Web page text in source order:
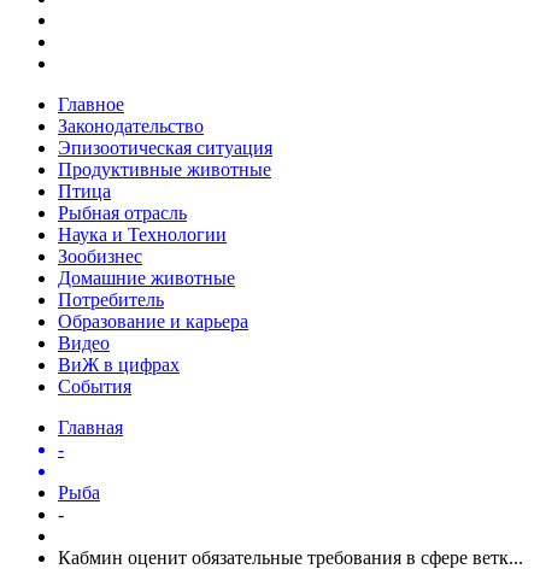
Главное
Законодательство
Эпизоотическая ситуация
Продуктивные животные
Птица
Рыбная отрасль
Наука и Технологии
Зообизнес
Домашние животные
Потребитель
Образование и карьера
Видео
ВиЖ в цифрах
События
Главная
-
Рыба
-
Кабмин оценит обязательные требования в сфере ветк...